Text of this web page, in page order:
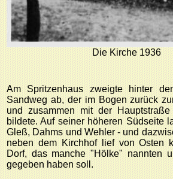
Die Kirche 1936
Am Spritzenhaus zweigte hinter
Sandweg ab, der im Bogen zurück
und zusammen mit der
bildete. Auf seiner höheren Südseite
Gleß, Dahms und Wehler - und
neben dem Kirchhof lief von Osten
Dorf, das manche "Hölke" nannten
gegeben haben soll.